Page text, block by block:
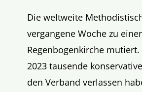
Die weltweite
vergangene Woche zu einer
Regenbogenkirche
2023 tausende
den Verband verlassen